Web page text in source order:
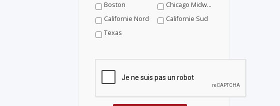
Boston
Chicago Midwest
Californie Nord
Californie Sud
Texas